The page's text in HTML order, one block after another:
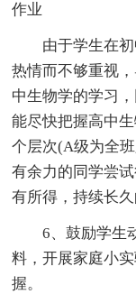
作业
由于学生在
热情而不够重视
中生物学的学习
能尽快把握高中
个层次(A级为全
有余力的同学尝
有所得，持续长
6、鼓励学生
料，开展家庭小
握。